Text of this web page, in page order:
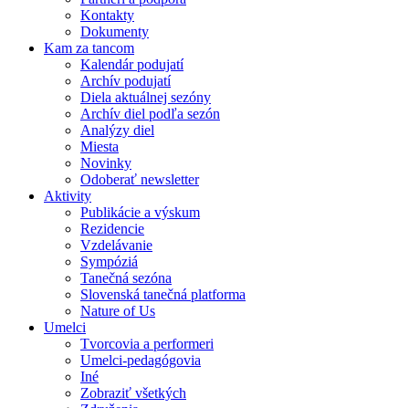
Kontakty
Dokumenty
Kam za tancom
Kalendár podujatí
Archív podujatí
Diela aktuálnej sezóny
Archív diel podľa sezón
Analýzy diel
Miesta
Novinky
Odoberať newsletter
Aktivity
Publikácie a výskum
Rezidencie
Vzdelávanie
Sympóziá
Tanečná sezóna
Slovenská tanečná platforma
Nature of Us
Umelci
Tvorcovia a performeri
Umelci-pedagógovia
Iné
Zobraziť všetkých